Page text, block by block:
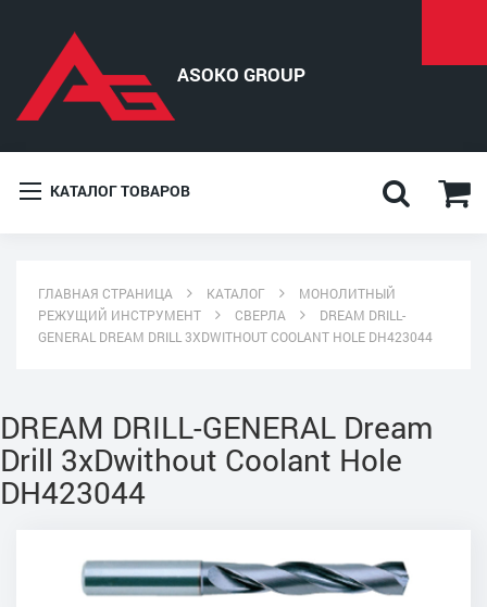
КАТАЛОГ ТОВАРОВ
ГЛАВНАЯ СТРАНИЦА КАТАЛОГ
МОНОЛИТНЫЙ
РЕЖУЩИЙ ИНСТРУМЕНТ
СВЕРЛА
DREAM DRILL-
GENERAL DREAM DRILL 3XDWITHOUT COOLANT HOLE DH423044
DREAM DRILL-GENERAL Dream
Drill 3xDwithout Coolant Hole
DH423044